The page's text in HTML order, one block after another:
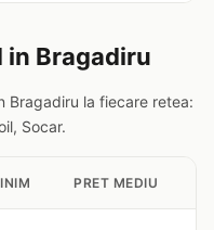
in Bragadiru
Bragadiru la fiecare retea:
Socar.
PRET MEDIU